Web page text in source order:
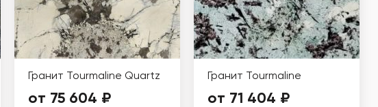
Гранит Tourmaline Quartz
от 75 604 ₽
Гранит Tourmaline
от 71 404 ₽